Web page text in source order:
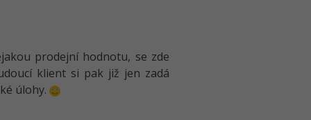
prodejní hodnotu, se zde
klient si pak již jen zadá
úlohy.